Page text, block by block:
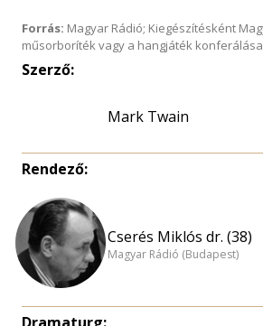
Forrás: Magyar Rádió; Kiegészítésként
műsorboríték vagy a hangjáték konferálása
Szerző:
Mark Twain
Rendező:
Cserés Miklós dr. (38)
Magyar Rádió (Budapest)